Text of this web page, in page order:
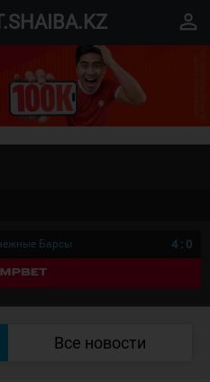
perm_identity
Барсы 4: 0
Все новости